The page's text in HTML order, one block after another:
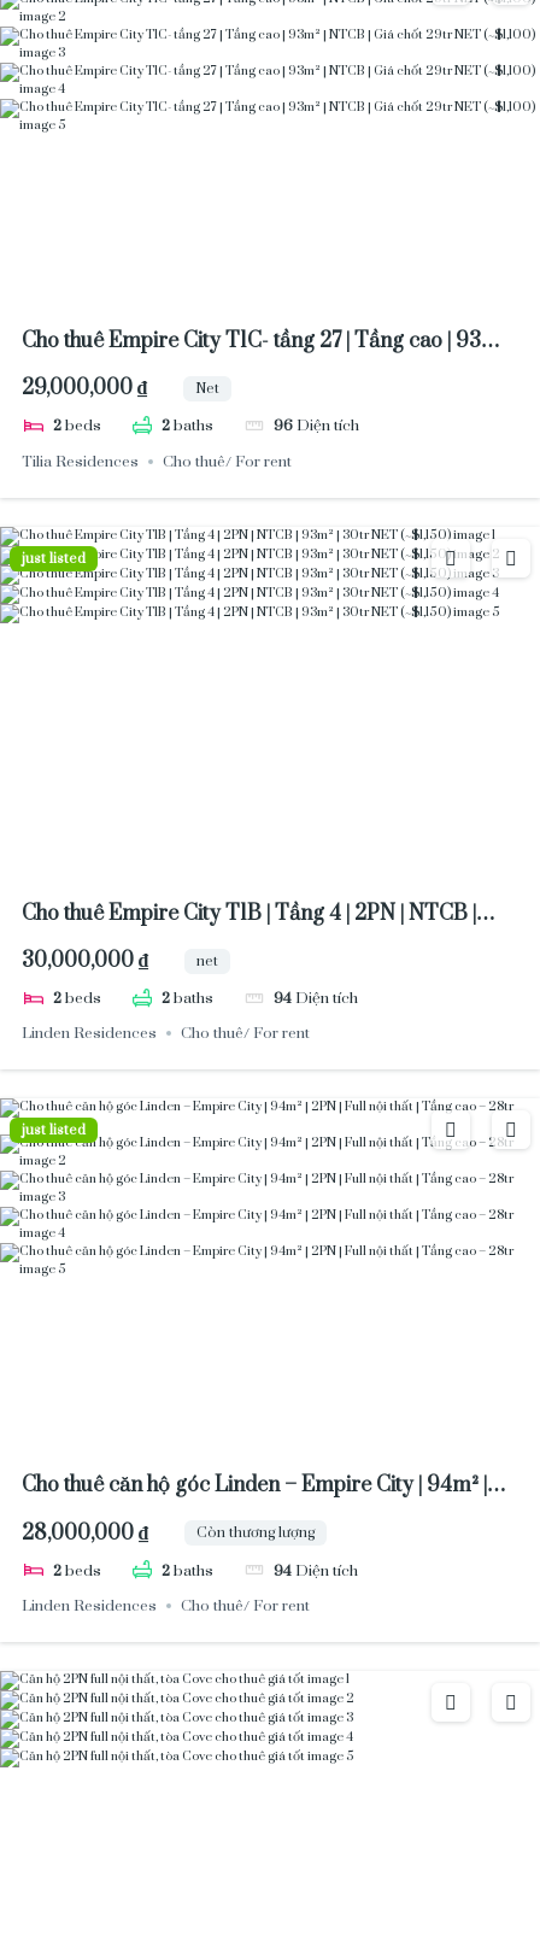
Cho thuê Empire City T1C- tầng 27 | Tầng cao | 93m² |
NTCB | Giá chốt 29tr NET (~$1,100)
29,000,000 ₫ Net
2beds 2baths 96 Diện tích
Tilia Residences
Cho thuê/ For rent
just listed
Cho thuê Empire City T1B | Tầng 4 | 2PN | NTCB |
93m² | 30tr NET (~$1,150)
30,000,000 ₫ net
2beds 2baths 94 Diện tích
Linden Residences
Cho thuê/ For rent
just listed
Cho thuê căn hộ góc Linden – Empire City | 94m² |
28,000,000 ₫ Còn thương lượng
2beds 2baths 94 Diện tích
Linden Residences
Cho thuê/ For rent